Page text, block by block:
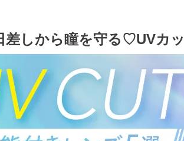
差しから瞳を守る♡UVカ
カラコン・
クリアコ
新商品